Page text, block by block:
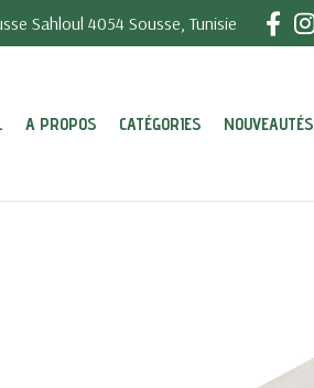
Sahloul 4054 Sousse, Tunisie
A PROPOS CATÉGORIES NOUVEAUTÉS